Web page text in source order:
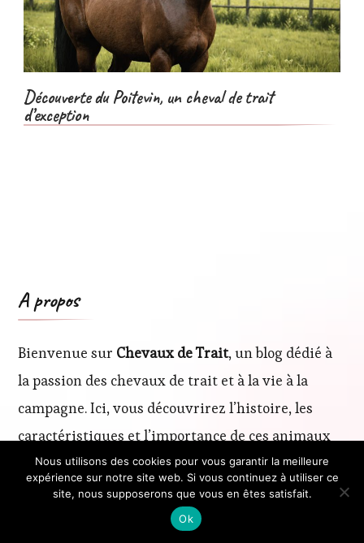
Découverte du Poitevin, un cheval de trait
d’exception
A propos
Bienvenue sur Chevaux de Trait, un blog dédié à
la passion des chevaux de trait et à la vie à la
campagne. Ici, vous découvrirez l’histoire, les
caractéristiques et l’importance de ces animaux
majestueux dans notre patrimoine rural.
À travers des articles variés, nous partageons des
conseils pratiques pour leur élevage et leur soin,
Nous utilisons des cookies pour vous garantir la meilleure
expérience sur notre site web. Si vous continuez à utiliser ce
site, nous supposerons que vous en êtes satisfait.
Ok